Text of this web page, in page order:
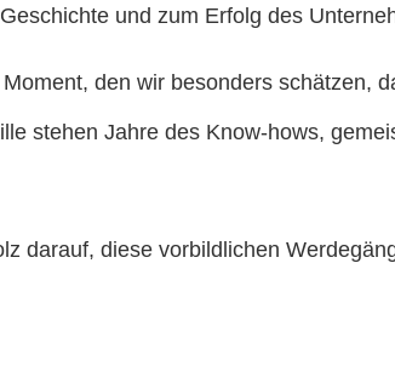
und zum Erfolg des
den wir besonders schätzen,
stehen Jahre des Know-hows,
darauf, diese vorbildlichen